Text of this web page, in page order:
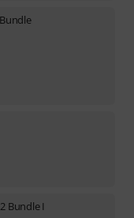
Bundle I